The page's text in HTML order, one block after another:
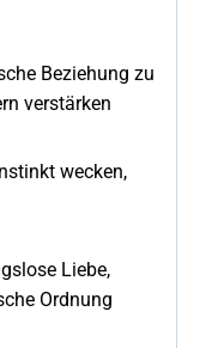
Beziehung zu
verstärken
wecken,
Liebe,
Ordnung